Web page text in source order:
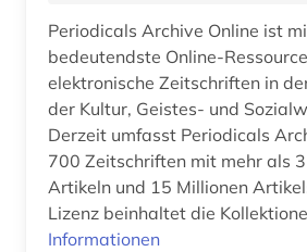
disability studies (1)
discovery service (1)
dissertation (4)
document supply centre (1)
doi (1)
Periodicals Archive Online ist
bedeutendste Online-
elektronische Zeitschriften in
der Kultur, Geistes- und
Derzeit umfasst Periodicals
700 Zeitschriften mit mehr als 3 Millionen
Artikeln und 15 Millionen
Lizenz beinhaltet die
Informationen